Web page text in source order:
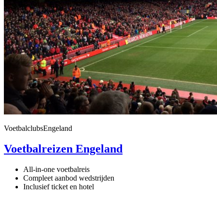
VoetbalclubsEngeland
Voetbalreizen Engeland
All-in-one voetbalreis
Compleet aanbod wedstrijden
Inclusief ticket en hotel